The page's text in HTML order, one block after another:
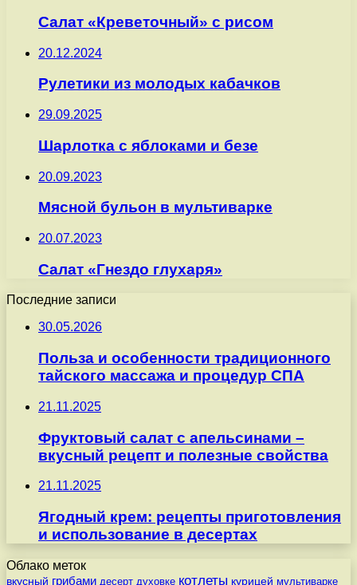
Салат «Креветочный» с рисом
20.12.2024
Рулетики из молодых кабачков
29.09.2025
Шарлотка с яблоками и безе
20.09.2023
Мясной бульон в мультиварке
20.07.2023
Салат «Гнездо глухаря»
Последние записи
30.05.2026
Польза и особенности традиционного
тайского массажа и процедур СПА
21.11.2025
Фруктовый салат с апельсинами –
вкусный рецепт и полезные свойства
21.11.2025
Ягодный крем: рецепты приготовления
и использование в десертах
Облако меток
вкусный грибами десерт духовке котлеты курицей мультиварке